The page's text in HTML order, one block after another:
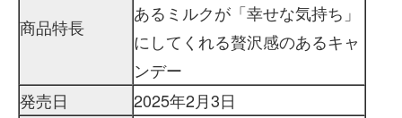
商品特長
あるミルクが「幸せな気持ち」
にしてくれる贅沢感のあるキャ
ンデー
発売日
2025年2月3日